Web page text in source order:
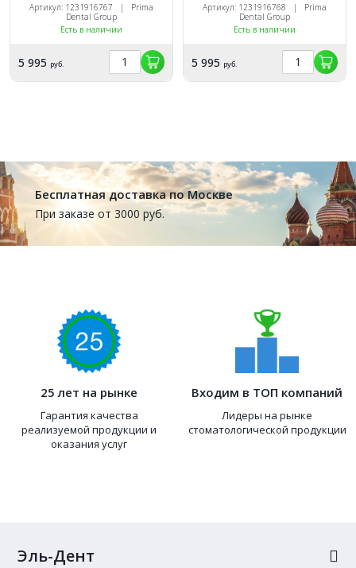
Артикул: 1231916767 | Prima
Dental Group
Есть в наличии
5 995 руб.
Артикул: 1231916768 | Prima
Dental Group
Есть в наличии
5 995 руб.
Бесплатная доставка по Москве
При заказе от 3000 руб.
25 лет на рынке
Гарантия качества
реализуемой продукции и
оказания услуг
Входим в ТОП компаний
Лидеры на рынке
стоматологической продукции
Эль-Дент